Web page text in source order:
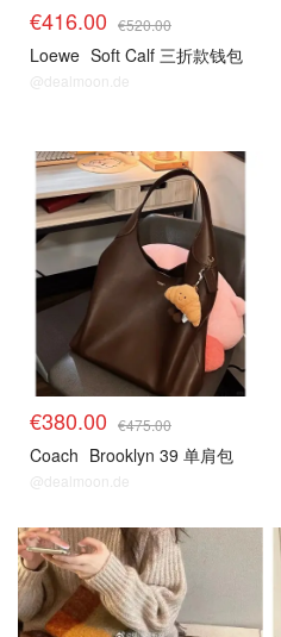
€416.00 €520.00
Loewe Soft Calf 三折款钱包
@dealmoon.de
€380.00 €475.00
Coach Brooklyn 39 单肩包
@dealmoon.de